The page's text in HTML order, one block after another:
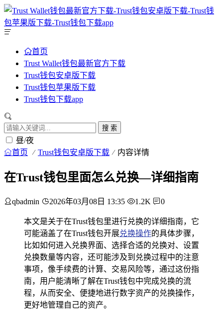
首页
Trust Wallet钱包最新官方下载
Trust钱包安卓版下载
Trust钱包苹果版下载
Trust钱包下载app
搜 索
昼/夜
首页 Trust钱包安卓版下载 内容详情
在Trust钱包里面怎么兑换—详细指南
qbadmin 2026年03月08日 13:35 1.2K 0
本文是关于在Trust钱包里进行兑换的详细指南，它
可能涵盖了在Trust钱包开展兑换操作的具体步骤，
比如如何进入兑换界面、选择合适的兑换对、设置
兑换数量等内容，还可能涉及到兑换过程中的注意
事项，像手续费的计算、交易风险等，通过这份指
南，用户能清晰了解在Trust钱包中完成兑换的流
程，从而安全、便捷地进行数字资产的兑换操作，
更好地管理自己的资产。